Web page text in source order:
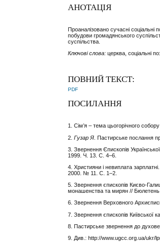
АНОТАЦІЯ
Проаналізовано сучасні соціальні
побудови громадянського
суспільства.
Ключові слова: церква, соціальні
ПОВНИЙ ТЕКСТ:
PDF
ПОСИЛАННЯ
1. Сім’я–тема цьогорічного
2.Гузар Я. Пастирське послання
3. Звернення Єпископів
1999. Ч. 13. С. 4–6.
4. Християни і невиплата
2000. № 11. С. 1–2.
5. Звернення єпископів Києво-
монашенства та мирян // Бюлетень
6. Звернення Верховного
7. Звернення єпископів Київської
8. Пастирське звернення до
9. Див.: http://www.ugcc.org.ua/ukr/